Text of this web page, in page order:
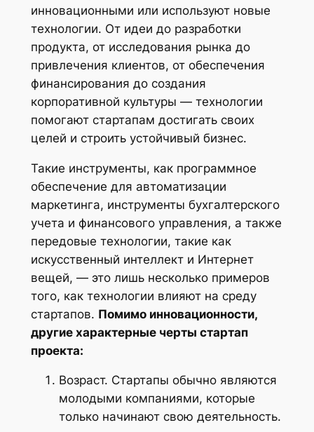
инновационными или используют новые
технологии. От идеи до разработки
продукта, от исследования рынка до
привлечения клиентов, от обеспечения
финансирования до создания
корпоративной культуры — технологии
помогают стартапам достигать своих
целей и строить устойчивый бизнес.
Такие инструменты, как программное
обеспечение для автоматизации
маркетинга, инструменты бухгалтерского
учета и финансового управления, а также
передовые технологии, такие как
искусственный интеллект и Интернет
вещей, — это лишь несколько примеров
того, как технологии влияют на среду
стартапов. Помимо инновационности,
другие характерные черты стартап
проекта:
Возраст. Стартапы обычно являются
молодыми компаниями, которые
только начинают свою деятельность.